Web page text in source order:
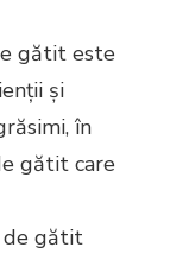
gătit este
și
în
gătit care
de gătit